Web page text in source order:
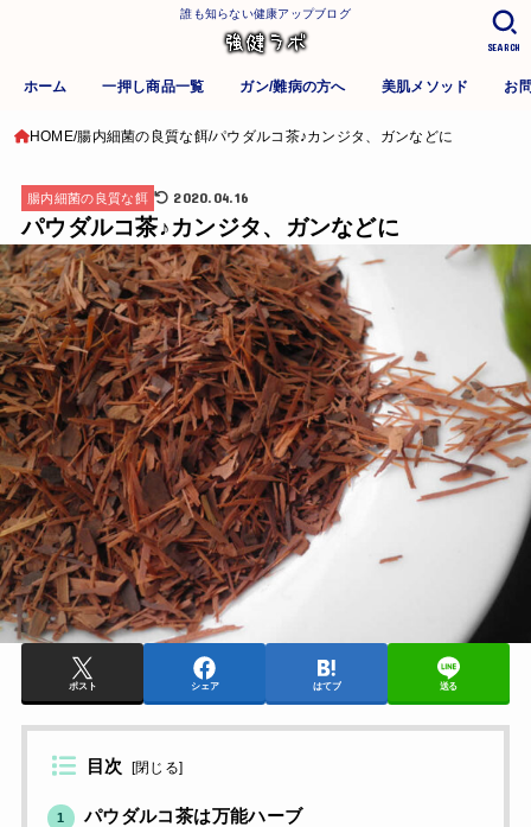
誰も知らない健康アップブログ
ホーム 一押し商品一覧 ガン/難病の方へ 美肌メソッド お
SEARCH
HOME 腸内細菌の良質な餌 パウダルコ茶♪カンジタ、ガンなどに
腸内細菌の良質な餌 2020.04.16
パウダルコ茶♪カンジタ、ガンなどに
ポスト シェア はてブ 送る
目次 [閉じる]
1 パウダルコ茶は万能ハーブ